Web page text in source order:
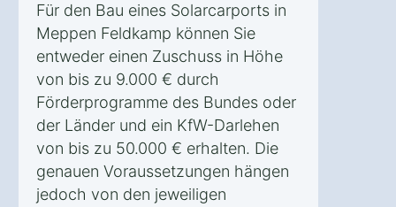
Für den Bau eines Solarcarports in
Meppen Feldkamp können Sie
entweder einen Zuschuss in Höhe
von bis zu 9.000 € durch
Förderprogramme des Bundes oder
der Länder und ein KfW-Darlehen
von bis zu 50.000 € erhalten. Die
genauen Voraussetzungen hängen
jedoch von den jeweiligen